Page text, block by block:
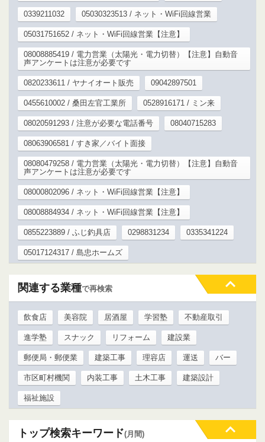
0339211032 05030323513 / ネット・WiFi回線営業
05031751652 / ネット・WiFi回線営業【注意】
08008885419 / 電力営業（太陽光・電力切替）【注意】自動音
声アンケートは注意が必要です
0820233611 / ヤナイオート販売 09042897501
0455610002 / 桑田左官工業所 0528916171 / ミン来
08020591293 / 注意が必要な電話番号 08040715283
08063906581 / すき家／バイト面接
08080479258 / 電力営業（太陽光・電力切替）【注意】自動音
声アンケートは注意が必要です
08000802096 / ネット・WiFi回線営業【注意】
08008884934 / ネット・WiFi回線営業【注意】
0855223889 / ふじ釣具店 0298831234 0335341224
05017124317 / 島忠ホームズ
関連する業種で再検索
飲食店 美容院 居酒屋 学習塾 不動産取引
進学塾 スナック リフォーム 建設業
郵便局・郵便業 建築工事 理容店 運送 バー
市区町村機関 内装工事 土木工事 建築設計
福祉施設
トップ検索キーワード(月間)